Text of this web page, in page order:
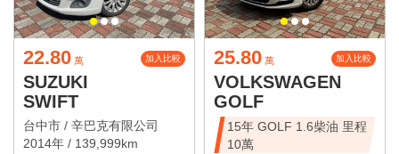
22.80 萬 加入比較
SUZUKI
SWIFT
台中市 / 辛巴克有限公司
2014年 / 139,999km
25.80 萬 加入比較
VOLKSWAGEN
GOLF
15年 GOLF 1.6柴油 里程
10萬